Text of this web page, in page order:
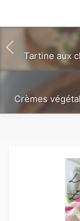
Tartine aux
Crèmes